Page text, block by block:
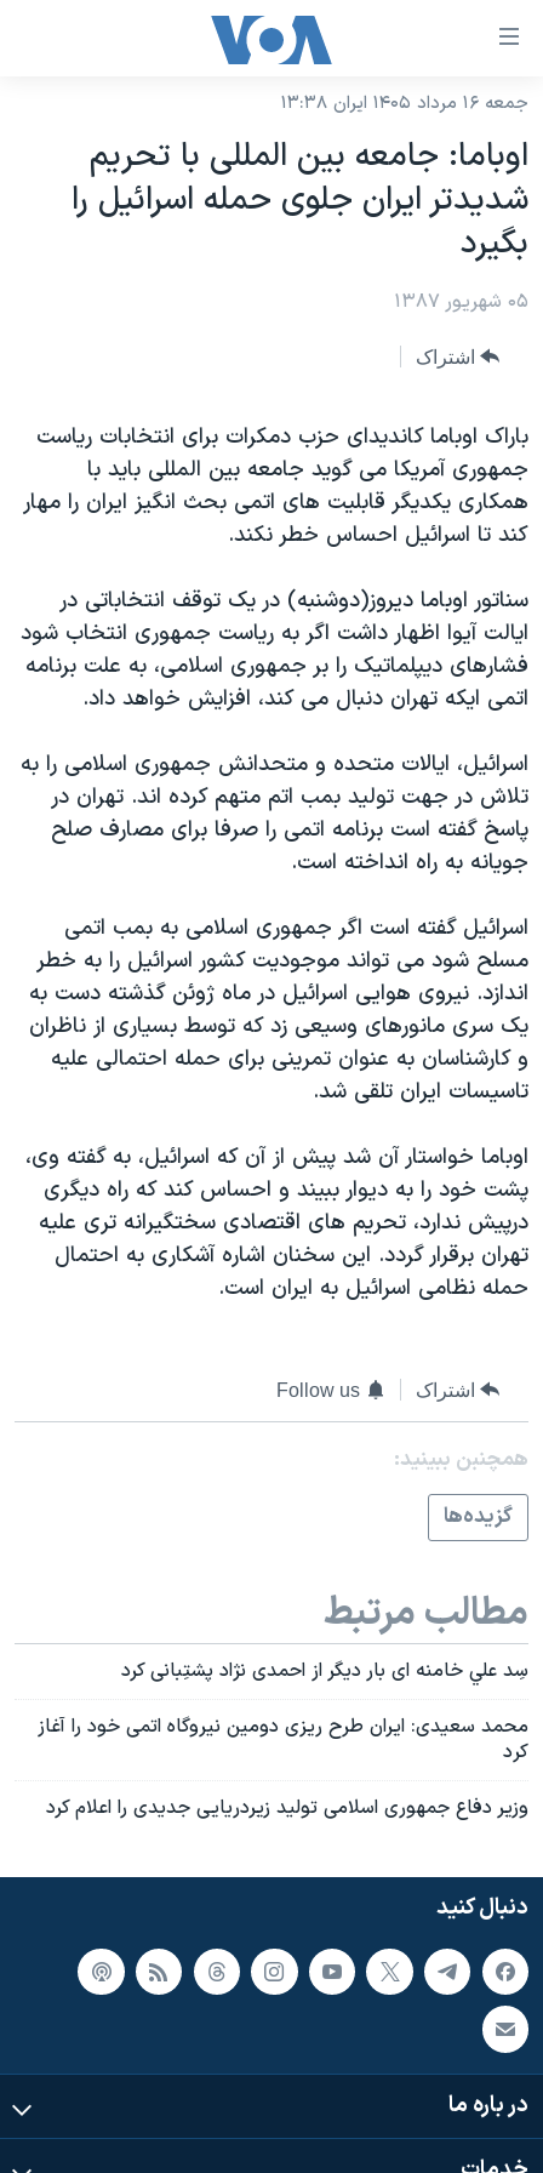
لینکهای
دسترسی
جهش
محتوای
اصلی
به
صفحه
به
جستجو
نسخه سبک وب‌سایت
موضوع ها
ایران
آمریکا
جهان
گزیده‌ها
ویژه برنامه‌ها
ویدیوها
حقوق شهروندی
اقتصادی
علم و فناوری
گالری عکس
آرشیو پخش زنده
برنامه های تلویزیونی
جدول برنامه ها
صفحه‌های ویژه
عملیات خشم حماسی
۲۵۰سالگی آمریکا
بایگانی برنامه‌های تلویزیونی
انتخابات ریاست جمهوری آمریکا ۲۰۲۴
حمله جمهوری اسلامی به اسرائیل
رمز مهسا
اعتراضات زن، زندگی، آزادی
مجموعه مستندهای دادخواهی
تریبونال مردمی آبان ۹۸
دادگاه حمید نوری
چهل سال گروگان‌گیری
قانون شفافیت دارائی کادر رهبری ایران
اعتراضات مردمی آبان ۹۸
اسرائیل در جنگ
همایش محافظه‌کاران آمریکا «سی‌پک»
صفحه‌های ویژه
سفر پرزیدنت ترامپ به چین
پخش رادیویی
یادگیری زبان انگلیسی
جمعه ۱۶ مرداد ۱۴۰۵ ایران ۱۳:۳۸
اوباما: جامعه بين المللی با تحريم
شديدتر ايران جلوی حمله اسرائيل را
بگيرد
۰۵ شهریور ۱۳۸۷
اشتراک
باراک اوباما کانديدای حزب دمکرات برای انتخابات رياست
جمهوری آمريکا می گويد جامعه بين المللی بايد با
همکاری يکديگر قابليت های اتمی بحث انگيز ايران را مهار
کند تا اسرائيل احساس خطر نکند.
سناتور اوباما ديروز(دوشنبه) در يک توقف انتخاباتی در
ايالت آيوا اظهار داشت اگر به رياست جمهوری انتخاب شود
فشارهای ديپلماتيک را بر جمهوری اسلامی، به علت برنامه
اتمی ايکه تهران دنبال می کند، افزايش خواهد داد.
اسرائيل، ايالات متحده و متحدانش جمهوری اسلامی را به
تلاش در جهت توليد بمب اتم متهم کرده اند. تهران در
پاسخ گفته است برنامه اتمی را صرفا برای مصارف صلح
جويانه به راه انداخته است.
اسرائيل گفته است اگر جمهوری اسلامی به بمب اتمی
مسلح شود می تواند موجوديت کشور اسرائيل را به خطر
اندازد. نيروی هوايی اسرائيل در ماه ژوئن گذشته دست به
يک سری مانورهای وسيعی زد که توسط بسياری از ناظران
و کارشناسان به عنوان تمرينی برای حمله احتمالی عليه
تاسيسات ايران تلقی شد.
اوباما خواستار آن شد پيش از آن که اسرائيل، به گفته وی،
پشت خود را به ديوار ببيند و احساس کند که راه ديگری
درپيش ندارد، تحريم های اقتصادی سختگيرانه تری عليه
تهران برقرار گردد. اين سخنان اشاره آشکاری به احتمال
حمله نظامی اسرائيل به ايران است.
اشتراک Follow us
همچنبن ببینید:
گزيده‌ها
مطالب مرتبط
سِد علي خامنه ای بار دیگر از احمدی نژاد پشتِبانی کرد
محمد سعيدی: ايران طرح ريزی دومين نيروگاه اتمی خود را آغاز
کرد
وزير دفاع جمهوری اسلامی توليد زيردريايی جديدی را اعلام کرد
دنبال کنید
در باره ما